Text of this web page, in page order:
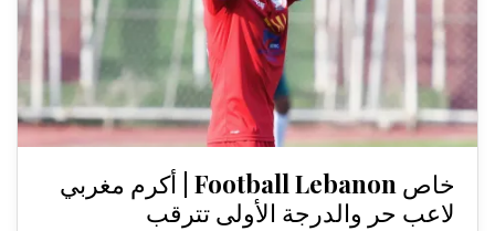
خاص Football Lebanon | أكرم مغربي
لاعب حر والدرجة الأولى تترقب